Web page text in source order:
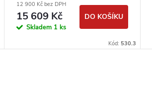
12 900 Kč bez DPH
15 609 Kč
Skladem 1 ks
DO KOŠÍKU
Kód: 530.3